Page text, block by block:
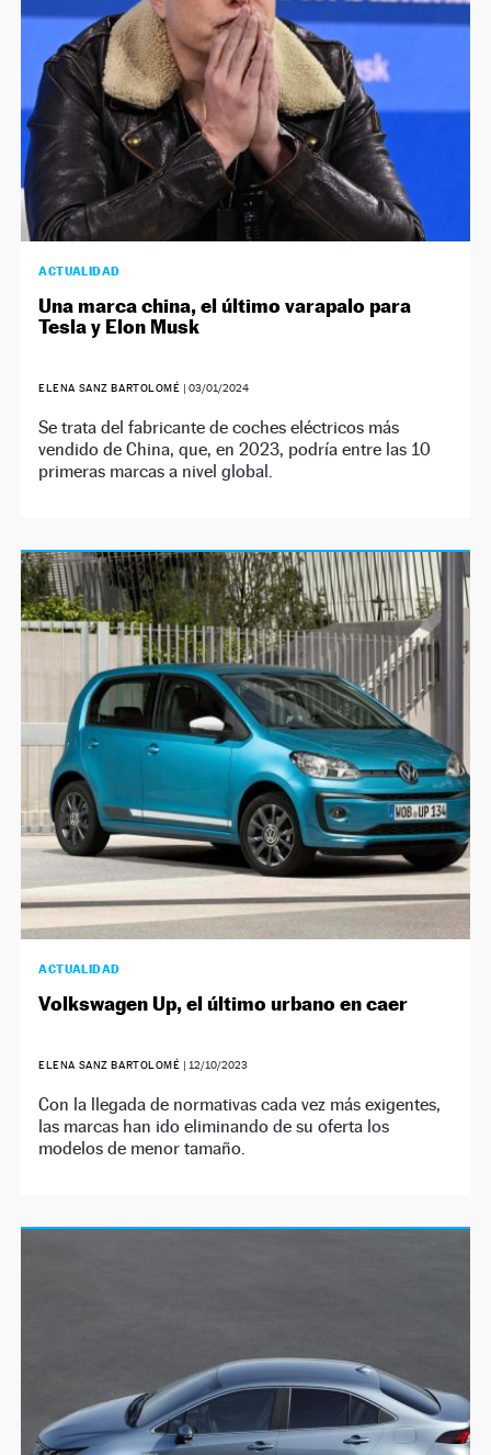
ACTUALIDAD
Una marca china, el último varapalo para
Tesla y Elon Musk
ELENA SANZ BARTOLOMÉ | 03/01/2024
Se trata del fabricante de coches eléctricos más
vendido de China, que, en 2023, podría entre las 10
primeras marcas a nivel global.
ACTUALIDAD
Volkswagen Up, el último urbano en caer
ELENA SANZ BARTOLOMÉ | 12/10/2023
Con la llegada de normativas cada vez más exigentes,
las marcas han ido eliminando de su oferta los
modelos de menor tamaño.